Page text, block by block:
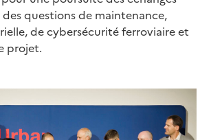
questions de maintenance,
de cybersécurité ferroviaire et
projet.